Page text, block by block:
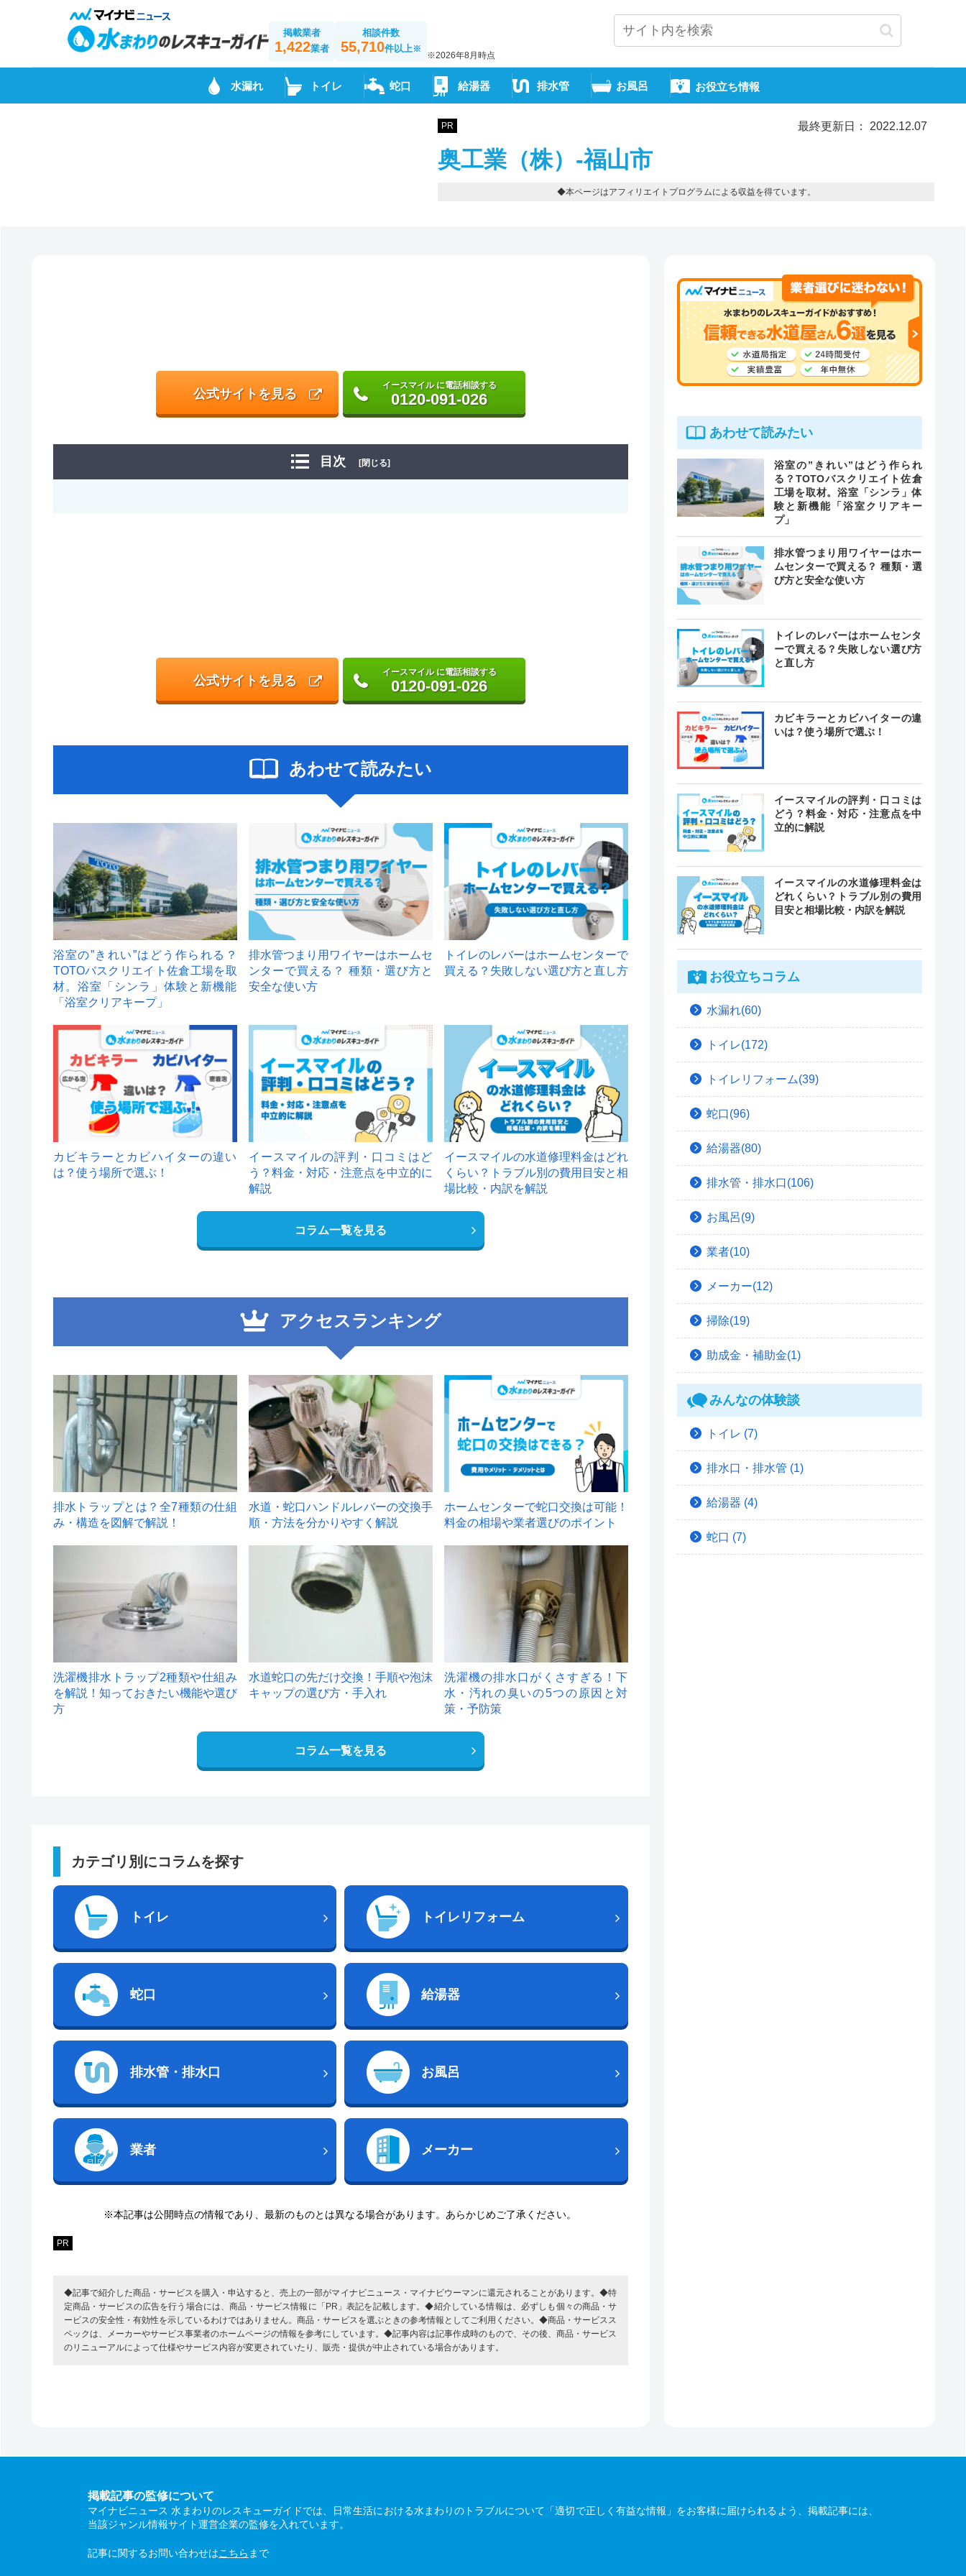
掲載業者
1,422業者
相談件数
55,710件以上※
※2026年8月時点
水漏れ トイレ 蛇口 給湯器 排水管 お風呂 お役立ち情報
PR 最終更新日： 2022.12.07
奥工業（株）-福山市
◆本ページはアフィリエイトプログラムによる収益を得ています。
公式サイトを見る
イースマイル に電話相談する
0120-091-026
目次 [閉じる]
公式サイトを見る
イースマイル に電話相談する
0120-091-026
あわせて読みたい
浴室の”きれい”はどう作られる？
TOTOバスクリエイト佐倉工場を取
材。浴室「シンラ」体験と新機能
「浴室クリアキープ」
排水管つまり用ワイヤーはホームセ
ンターで買える？ 種類・選び方と
安全な使い方
トイレのレバーはホームセンターで
買える？失敗しない選び方と直し方
カビキラーとカビハイターの違い
は？使う場所で選ぶ！
イースマイルの評判・口コミはど
う？料金・対応・注意点を中立的に
解説
イースマイルの水道修理料金はどれ
くらい？トラブル別の費用目安と相
場比較・内訳を解説
コラム一覧を見る
アクセスランキング
1
排水トラップとは？全7種類の仕組
み・構造を図解で解説！
2
水道・蛇口ハンドルレバーの交換手
順・方法を分かりやすく解説
ホームセンターで蛇口交換は可能！
料金の相場や業者選びのポイント
洗濯機排水トラップ2種類や仕組み
を解説！知っておきたい機能や選び
方
水道蛇口の先だけ交換！手順や泡沫
キャップの選び方・手入れ
洗濯機の排水口がくさすぎる！下
水・汚れの臭いの5つの原因と対
策・予防策
コラム一覧を見る
カテゴリ別にコラムを探す
トイレ トイレリフォーム
蛇口 給湯器
排水管・排水口 お風呂
業者 メーカー
※本記事は公開時点の情報であり、最新のものとは異なる場合があります。あらかじめご了承ください。
PR
◆記事で紹介した商品・サービスを購入・申込すると、売上の一部がマイナビニュース・マイナビウーマンに還元されることがあります。◆特
定商品・サービスの広告を行う場合には、商品・サービス情報に「PR」表記を記載します。◆紹介している情報は、必ずしも個々の商品・サ
ービスの安全性・有効性を示しているわけではありません。商品・サービスを選ぶときの参考情報としてご利用ください。◆商品・サービスス
ペックは、メーカーやサービス事業者のホームページの情報を参考にしています。◆記事内容は記事作成時のもので、その後、商品・サービス
のリニューアルによって仕様やサービス内容が変更されていたり、販売・提供が中止されている場合があります。
あわせて読みたい
浴室の”きれい”はどう作られ
る？TOTOバスクリエイト佐倉
工場を取材。浴室「シンラ」体
験と新機能「浴室クリアキー
プ」
排水管つまり用ワイヤーはホー
ムセンターで買える？ 種類・選
び方と安全な使い方
トイレのレバーはホームセンタ
ーで買える？失敗しない選び方
と直し方
カビキラーとカビハイターの違
いは？使う場所で選ぶ！
イースマイルの評判・口コミは
どう？料金・対応・注意点を中
立的に解説
イースマイルの水道修理料金は
どれくらい？トラブル別の費用
目安と相場比較・内訳を解説
お役立ちコラム
水漏れ(60)
トイレ(172)
トイレリフォーム(39)
蛇口(96)
給湯器(80)
排水管・排水口(106)
お風呂(9)
業者(10)
メーカー(12)
掃除(19)
助成金・補助金(1)
みんなの体験談
トイレ (7)
排水口・排水管 (1)
給湯器 (4)
蛇口 (7)
掲載記事の監修について
マイナビニュース 水まわりのレスキューガイドでは、日常生活における水まわりのトラブルについて「適切で正しく有益な情報」をお客様に届けられるよう、掲載記事には、
当該ジャンル情報サイト運営企業の監修を入れています。
記事に関するお問い合わせはこちら まで